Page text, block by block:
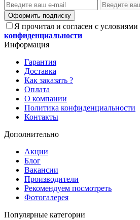
Оформить подписку
Я прочитал и согласен с условиями
конфиденциальности
Информация
Гарантия
Доставка
Как заказать ?
Оплата
О компании
Политика конфиденциальности
Контакты
Дополнительно
Акции
Блог
Вакансии
Производители
Рекомендуем посмотреть
Фотогалерея
Популярные категории